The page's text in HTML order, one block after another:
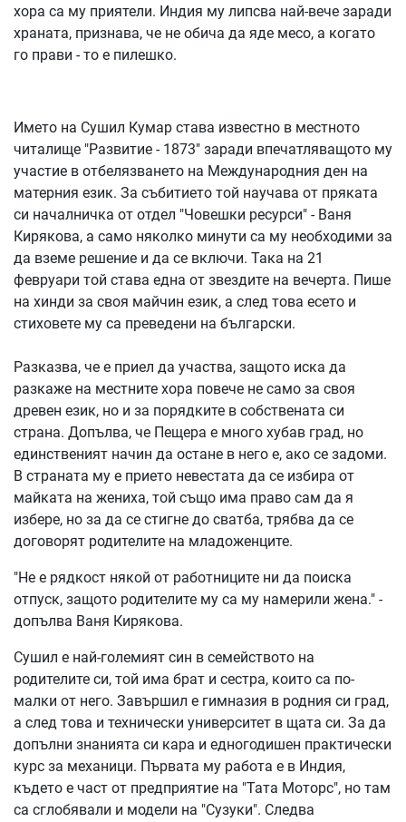
хора са му приятели. Индия му липсва най-вече заради
храната, признава, че не обича да яде месо, а когато
го прави - то е пилешко.
Името на Сушил Кумар става известно в местното
читалище "Развитие - 1873" заради впечатляващото му
участие в отбелязването на Международния ден на
матерния език. За събитието той научава от пряката
си началничка от отдел "Човешки ресурси" - Ваня
Кирякова, а само няколко минути са му необходими за
да вземе решение и да се включи. Така на 21
февруари той става една от звездите на вечерта. Пише
на хинди за своя майчин език, а след това есето и
стиховете му са преведени на български.
Разказва, че е приел да участва, защото иска да
разкаже на местните хора повече не само за своя
древен език, но и за порядките в собствената си
страна. Допълва, че Пещера е много хубав град, но
единственият начин да остане в него е, ако се задоми.
В страната му е прието невестата да се избира от
майката на жениха, той също има право сам да я
избере, но за да се стигне до сватба, трябва да се
договорят родителите на младоженците.
"Не е рядкост някой от работниците ни да поиска
отпуск, защото родителите му са му намерили жена." -
допълва Ваня Кирякова.
Сушил е най-големият син в семейството на
родителите си, той има брат и сестра, които са по-
малки от него. Завършил е гимназия в родния си град,
а след това и технически университет в щата си. За да
допълни знанията си кара и едногодишен практически
курс за механици. Първата му работа е в Индия,
където е част от предприятие на "Тата Моторс", но там
са сглобявали и модели на "Сузуки". Следва